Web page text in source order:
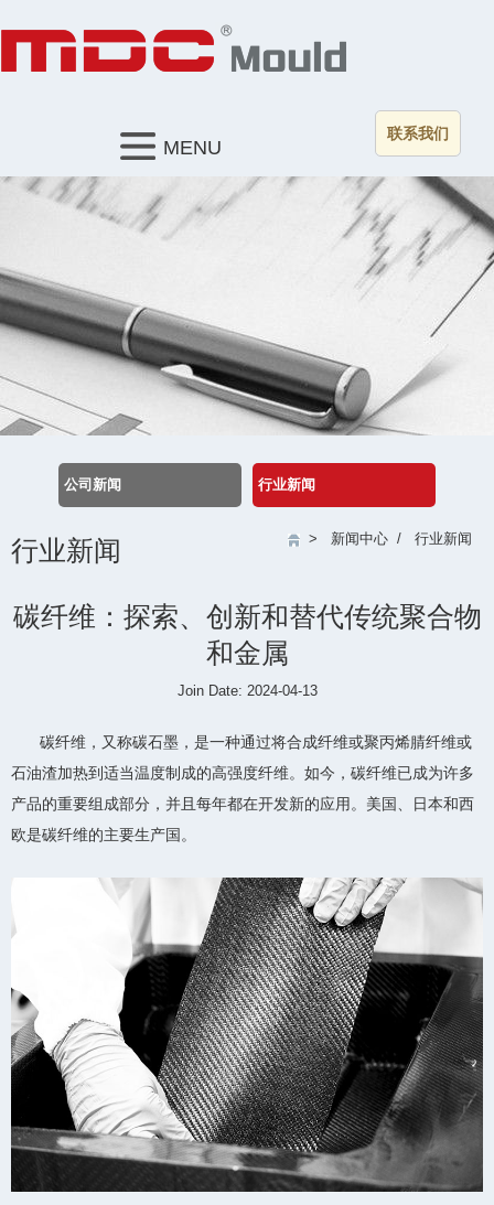
联系我们
MENU
公司新闻 行业新闻
行业新闻 > 新闻中心 / 行业新闻
碳纤维：探索、创新和替代传统聚合物
和金属
Join Date: 2024-04-13
碳纤维，又称碳石墨，是一种通过将合成纤维或聚丙烯腈纤维或
石油渣加热到适当温度制成的高强度纤维。如今，碳纤维已成为许多
产品的重要组成部分，并且每年都在开发新的应用。美国、日本和西
欧是碳纤维的主要生产国。